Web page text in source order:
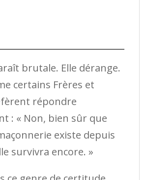
brutale. Elle dérange.
certains Frères et
répondre
: « Non, bien sûr que
existe depuis
survivra encore. »